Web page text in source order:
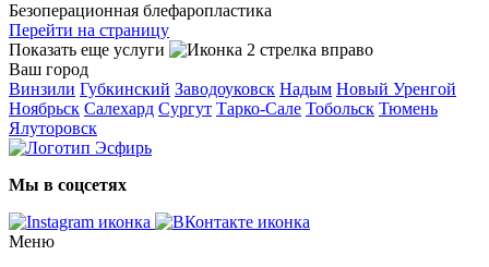
Безоперационная блефаропластика
Перейти на страницу
Показать еще услуги
Ваш город
Винзили Губкинский Заводоуковск Надым Новый Уренгой
Ноябрьск Салехард Сургут Тарко-Сале Тобольск Тюмень
Ялуторовск
Мы в соцсетях
Меню